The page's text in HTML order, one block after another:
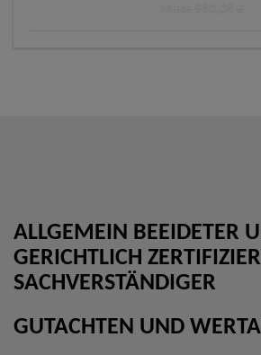
ALLGEMEIN BEEIDETER
GERICHTLICH
SACHVERSTÄNDIGER
GUTACHTEN UND